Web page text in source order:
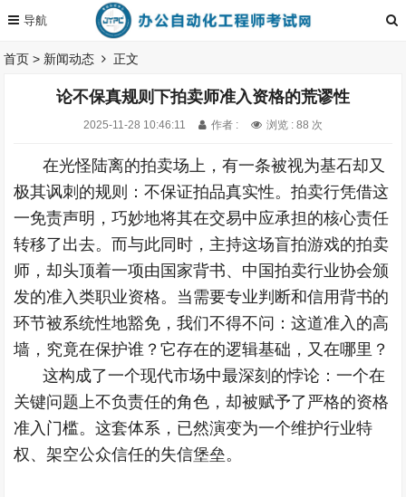
首页 > 新闻动态 正文
论不保真规则下拍卖师准入资格的荒谬性
2025-11-28 10:46:11 作者 : 浏览 : 88 次
在光怪陆离的拍卖场上，有一条被视为基石却又
极其讽刺的规则：不保证拍品真实性。拍卖行凭借这
一免责声明，巧妙地将其在交易中应承担的核心责任
转移了出去。而与此同时，主持这场盲拍游戏的拍卖
师，却头顶着一项由国家背书、中国拍卖行业协会颁
发的准入类职业资格。当需要专业判断和信用背书的
环节被系统性地豁免，我们不得不问：这道准入的高
墙，究竟在保护谁？它存在的逻辑基础，又在哪里？
这构成了一个现代市场中最深刻的悖论：一个在
关键问题上不负责任的角色，却被赋予了严格的资格
准入门槛。这套体系，已然演变为一个维护行业特
权、架空公众信任的失信堡垒。